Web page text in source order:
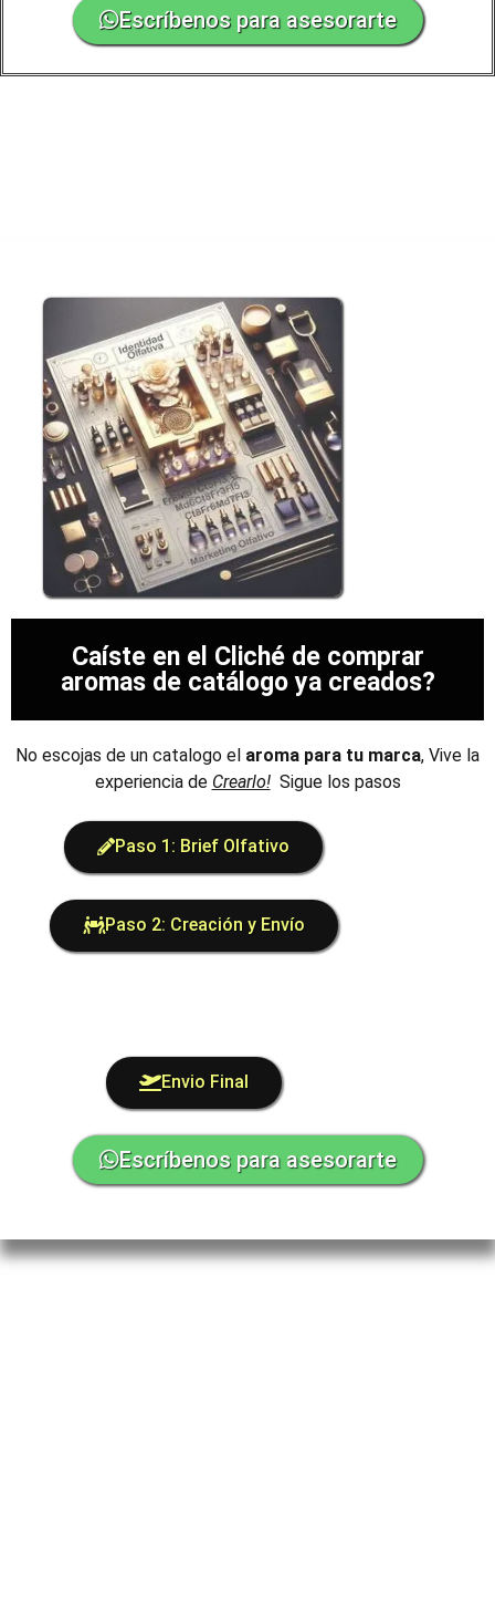
Escríbenos para asesorarte
Caíste en el Cliché de comprar
aromas de catálogo ya creados?
No escojas de un catalogo el aroma para tu marca, Vive la
experiencia de Crearlo!Sigue los pasos
Paso 1: Brief Olfativo
Paso 2: Creación y Envío
Envio Final
Escríbenos para asesorarte